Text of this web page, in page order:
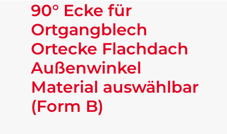
90° Ecke für
Ortgangblech
Ortecke Flachdach
Außenwinkel
Material auswählbar
(Form B)